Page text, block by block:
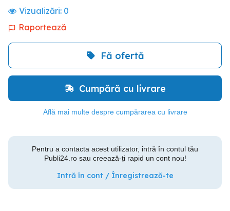
Vizualizări: 0
Raportează
Fă ofertă
Cumpără cu livrare
Află mai multe despre cumpărarea cu livrare
Pentru a contacta acest utilizator, intră în contul tău
Publi24.ro sau creează-ți rapid un cont nou!
Intră în cont / Înregistrează-te